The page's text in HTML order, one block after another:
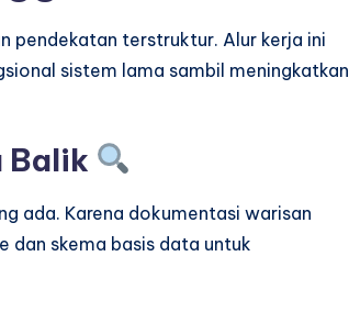
pendekatan terstruktur. Alur kerja ini
sistem lama sambil meningkatkan
Balik
ada. Karena dokumentasi warisan
dan skema basis data untuk